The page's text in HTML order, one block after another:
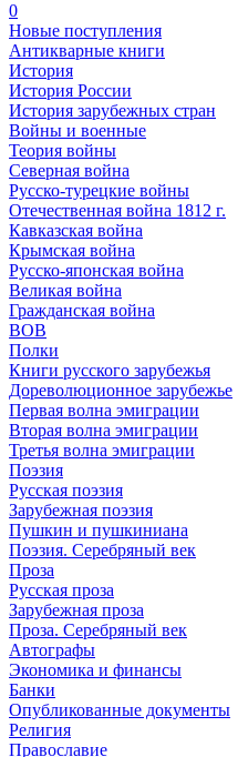
0
Новые поступления
Антикварные книги
История
История России
История зарубежных стран
Войны и военные
Теория войны
Северная война
Русско-турецкие войны
Отечественная война 1812 г.
Кавказская война
Крымская война
Русско-японская война
Великая война
Гражданская война
ВОВ
Полки
Книги русского зарубежья
Дореволюционное зарубежье
Первая волна эмиграции
Вторая волна эмиграции
Третья волна эмиграции
Поэзия
Русская поэзия
Зарубежная поэзия
Пушкин и пушкиниана
Поэзия. Серебряный век
Проза
Русская проза
Зарубежная проза
Проза. Серебряный век
Автографы
Экономика и финансы
Банки
Опубликованные документы
Религия
Православие